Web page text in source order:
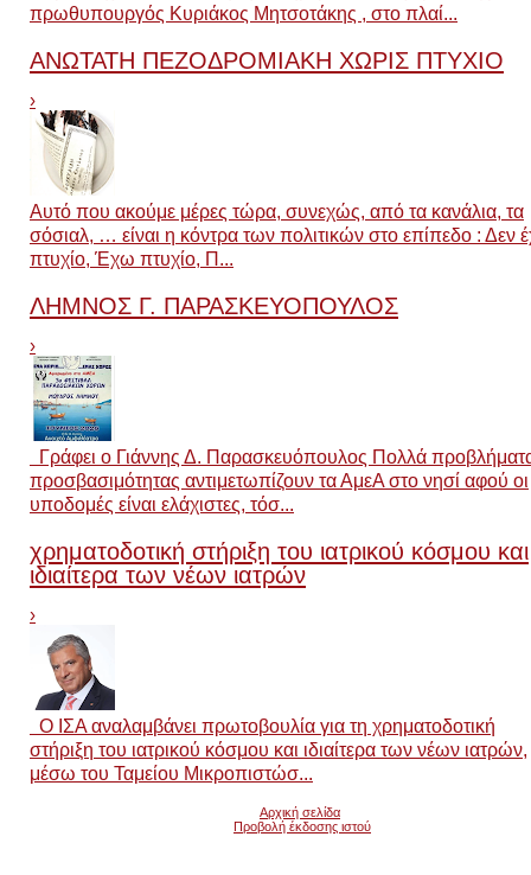
πρωθυπουργός Κυριάκος Μητσοτάκης , στο πλαί...
ΑΝΩΤΑΤΗ ΠΕΖΟΔΡΟΜΙΑΚΗ ΧΩΡΙΣ ΠΤΥΧΙΟ
›
Αυτό που ακούμε μέρες τώρα, συνεχώς, από τα κανάλια, τα
σόσιαλ, … είναι η κόντρα των πολιτικών στο επίπεδο : Δεν
πτυχίο, Έχω πτυχίο, Π...
ΛΗΜΝΟΣ Γ. ΠΑΡΑΣΚΕΥΟΠΟΥΛΟΣ
›
Γράφει ο Γιάννης Δ. Παρασκευόπουλος Πολλά
προσβασιμότητας αντιμετωπίζουν τα ΑμεΑ στο νησί αφού οι
υποδομές είναι ελάχιστες, τόσ...
χρηματοδοτική στήριξη του ιατρικού κόσμου και
ιδιαίτερα των νέων ιατρών
›
Ο ΙΣΑ αναλαμβάνει πρωτοβουλία για τη χρηματοδοτική
στήριξη του ιατρικού κόσμου και ιδιαίτερα των νέων ιατρών,
μέσω του Ταμείου Μικροπιστώσ...
Αρχική σελίδα
Προβολή έκδοσης ιστού